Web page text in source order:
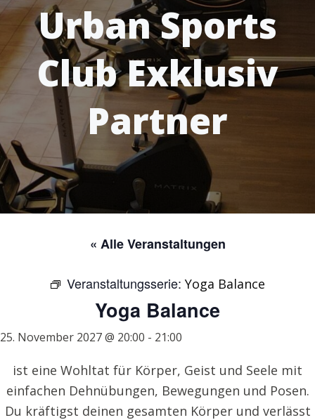
Urban Sports
Club Exklusiv
Partner
« Alle Veranstaltungen
Veranstaltungsserie: Yoga Balance
Yoga Balance
25. November 2027 @ 20:00 - 21:00
ist eine Wohltat für Körper, Geist und Seele mit
einfachen Dehnübungen, Bewegungen und Posen.
Du kräftigst deinen gesamten Körper und verlässt